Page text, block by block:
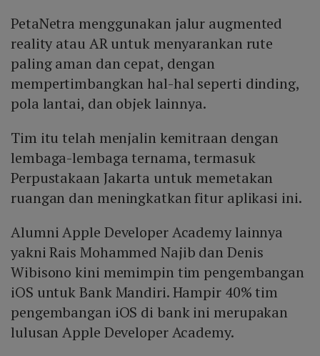
PetaNetra menggunakan jalur augmented
reality atau AR untuk menyarankan rute
paling aman dan cepat, dengan
mempertimbangkan hal-hal seperti dinding,
pola lantai, dan objek lainnya.
Tim itu telah menjalin kemitraan dengan
lembaga-lembaga ternama, termasuk
Perpustakaan Jakarta untuk memetakan
ruangan dan meningkatkan fitur aplikasi ini.
Alumni Apple Developer Academy lainnya
yakni Rais Mohammed Najib dan Denis
Wibisono kini memimpin tim pengembangan
iOS untuk Bank Mandiri. Hampir 40% tim
pengembangan iOS di bank ini merupakan
lulusan Apple Developer Academy.